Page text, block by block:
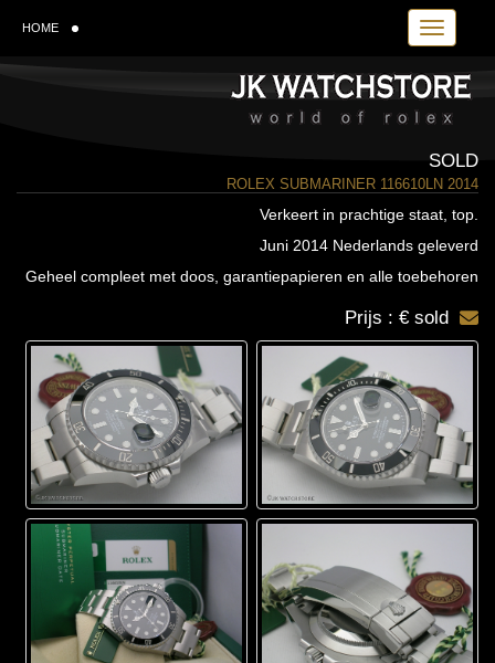
Toggle
HOME
SOLD
ROLEX SUBMARINER 116610LN 2014
Verkeert in prachtige staat, top.
Juni 2014 Nederlands geleverd
Geheel compleet met doos, garantiepapieren en alle toebehoren
Prijs : € sold